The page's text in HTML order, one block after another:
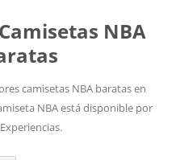
NBA
camisetas NBA baratas en
NBA está disponible por